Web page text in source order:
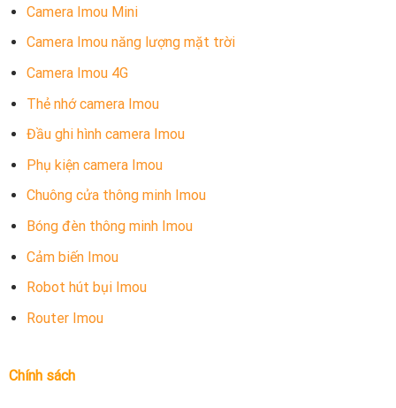
Camera Imou Mini
Camera Imou năng lượng mặt trời
Camera Imou 4G
Thẻ nhớ camera Imou
Đầu ghi hình camera Imou
Phụ kiện camera Imou
Chuông cửa thông minh Imou
Bóng đèn thông minh Imou
Cảm biến Imou
Robot hút bụi Imou
Router Imou
Chính sách